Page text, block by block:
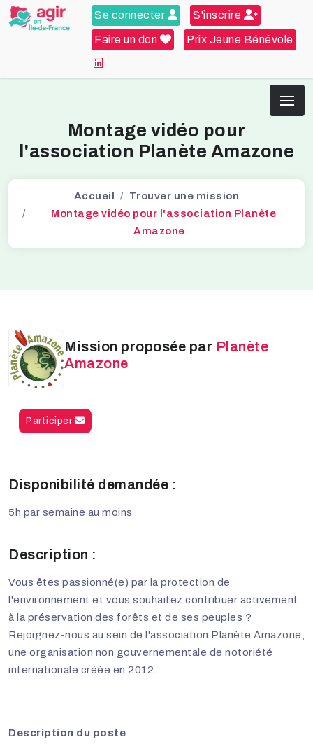
Se connecter S'inscrire
Faire un don Prix Jeune Bénévole
Montage vidéo pour
l'association Planète Amazone
Accueil
Trouver une mission
Montage vidéo pour l'association Planète
Amazone
Mission proposée par Planète
Amazone
Participer
Disponibilité demandée :
5h par semaine au moins
Description :
Vous êtes passionné(e) par la protection de
l'environnement et vous souhaitez contribuer activement
à la préservation des forêts et de ses peuples ?
Rejoignez-nous au sein de l'association Planète Amazone,
une organisation non gouvernementale de notoriété
internationale créée en 2012.
Description du poste